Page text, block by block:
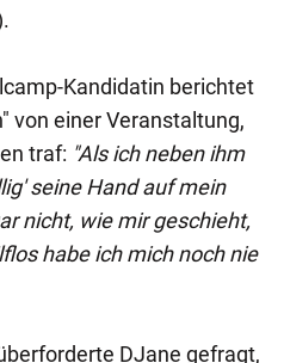
Kandidatin berichtet
von einer Veranstaltung,
traf: "Als ich neben ihm
seine Hand auf mein
nicht, wie mir geschieht,
habe ich mich noch nie
DJane gefragt,